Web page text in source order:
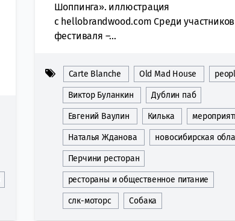
Шоппинга». иллюстрация
с hellobrandwood.com Среди участников
фестиваля –...
Carte Blanche Old Mad House
Виктор Буланкин Дублин паб
Евгений Ваулин Килька
Наталья Жданова новосибирская
Перчини ресторан
рестораны и общественное питание
слк-моторс Собака